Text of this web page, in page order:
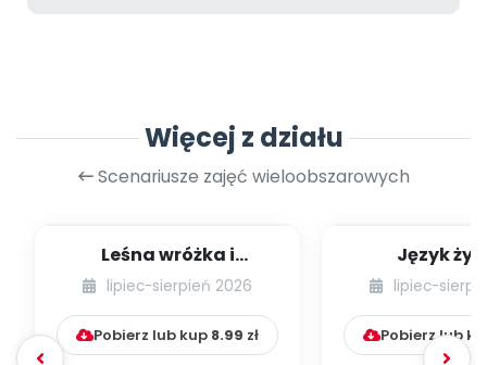
Więcej z działu
Scenariusze zajęć wieloobszarowych
Leśna wróżka i
przyjaciele
lipiec-sierpień 2026
Pobierz lub kup 8.99 zł
Język
lipiec-
Pobierz lub